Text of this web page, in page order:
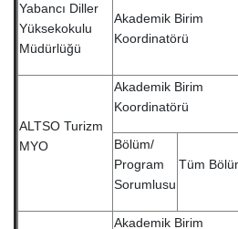
Yabancı Diller
Yüksekokulu
Müdürlüğü
Akademik Birim
Koordinatörü
ALTSO Turizm
MYO
Akademik Birim
Koordinatörü
Bölüm/
Program
Sorumlusu
Tüm
Akademik Birim